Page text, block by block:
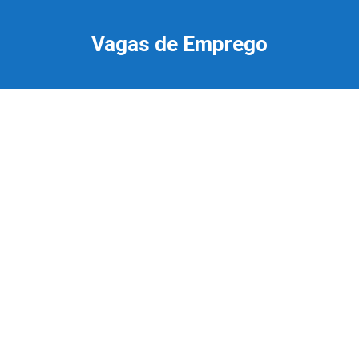
Vagas de Emprego